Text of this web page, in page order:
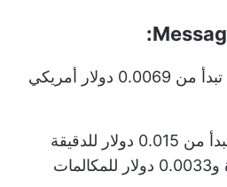
تبدأ من 0.0069 دولار أمريكي
تبدأ من 0.015 دولار للدقيقة
للمكالمات الصادرة و0.0033 دولار للمكالمات